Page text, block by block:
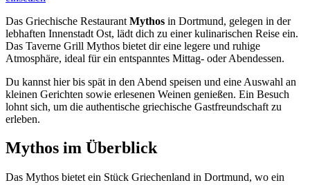
Das Griechische Restaurant Mythos in Dortmund, gelegen in der
lebhaften Innenstadt Ost, lädt dich zu einer kulinarischen Reise ein.
Das Taverne Grill Mythos bietet dir eine legere und ruhige
Atmosphäre, ideal für ein entspanntes Mittag- oder Abendessen.
Du kannst hier bis spät in den Abend speisen und eine Auswahl an
kleinen Gerichten sowie erlesenen Weinen genießen. Ein Besuch
lohnt sich, um die authentische griechische Gastfreundschaft zu
erleben.
Mythos im Überblick
Das Mythos bietet ein Stück Griechenland in Dortmund, wo ein